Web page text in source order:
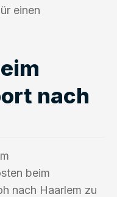
einen
nach
beim
nach Haarlem zu